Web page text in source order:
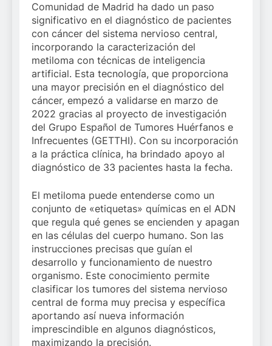
Comunidad de Madrid ha dado un paso
significativo en el diagnóstico de pacientes
con cáncer del sistema nervioso central,
incorporando la caracterización del
metiloma con técnicas de inteligencia
artificial. Esta tecnología, que proporciona
una mayor precisión en el diagnóstico del
cáncer, empezó a validarse en marzo de
2022 gracias al proyecto de investigación
del Grupo Español de Tumores Huérfanos e
Infrecuentes (GETTHI). Con su incorporación
a la práctica clínica, ha brindado apoyo al
diagnóstico de 33 pacientes hasta la fecha.
El metiloma puede entenderse como un
conjunto de «etiquetas» químicas en el ADN
que regula qué genes se encienden y apagan
en las células del cuerpo humano. Son las
instrucciones precisas que guían el
desarrollo y funcionamiento de nuestro
organismo. Este conocimiento permite
clasificar los tumores del sistema nervioso
central de forma muy precisa y específica
aportando así nueva información
imprescindible en algunos diagnósticos,
maximizando la precisión.